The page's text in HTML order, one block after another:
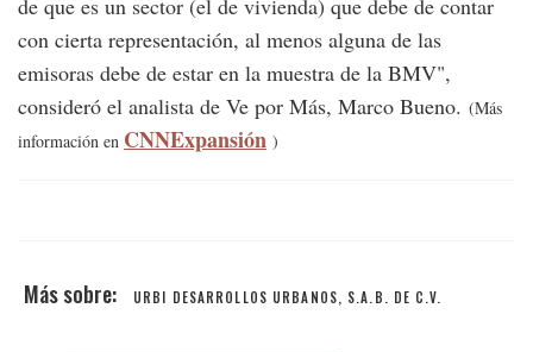
de que es un sector (el de vivienda) que debe de contar
con cierta representación, al menos alguna de las
emisoras debe de estar en la muestra de la BMV",
consideró el analista de Ve por Más, Marco Bueno. (Más
información en CNNExpansión )
URBI DESARROLLOS URBANOS, S.A.B. DE C.V.